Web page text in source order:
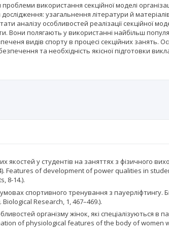
використання секційної моделі
узагальнення літератури й
аналізу особливостей реалізації секційної
Вони полягають у використанні найбільш
видів спорту в процесі секційних
та необхідність якісної підготовки
якостей у студентів на заняттях з фізичного
Features of development of power qualities in
8-14.).
спортивного тренування з пауерліфтингу.
Research, 1, 467–469.).
організму жінок, які спеціалізуються
of physiological features of the body of